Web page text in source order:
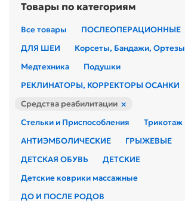
Товары по категориям
Все товары ПОСЛЕОПЕРАЦИОННЫЕ
ДЛЯ ШЕИ
Корсеты, Бандажи, Ортезы
Медтехника
Подушки
РЕКЛИНАТОРЫ, КОРРЕКТОРЫ ОСАНКИ
Средства реабилитации ×
Стельки и Приспособления
Трикотаж
АНТИЭМБОЛИЧЕСКИЕ
ГРЫЖЕВЫЕ
ДЕТСКАЯ ОБУВЬ
ДЕТСКИЕ
Детские коврики массажные
ДО И ПОСЛЕ РОДОВ